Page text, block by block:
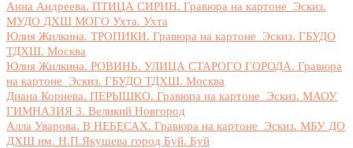
Анна Андреева. ПТИЦА СИРИН. Гравюра на картоне_Эскиз.
МУДО ДХШ МОГО Ухта. Ухта
Юлия Жилкина. ТРОПИКИ. Гравюра на картоне_Эскиз. ГБУДО
ТДХШ. Москва
Юлия Жилкина. РОВИНЬ. УЛИЦА СТАРОГО ГОРОДА. Гравюра
на картоне_Эскиз. ГБУДО ТДХШ. Москва
Диана Корнева. ПЕРЫШКО. Гравюра на картоне_Эскиз. МАОУ
ГИМНАЗИЯ 3. Великий Новгород
Алла Уварова. В НЕБЕСАХ. Гравюра на картоне_Эскиз. МБУ ДО
ДХШ им. Н.П.Якушева город Буй. Буй